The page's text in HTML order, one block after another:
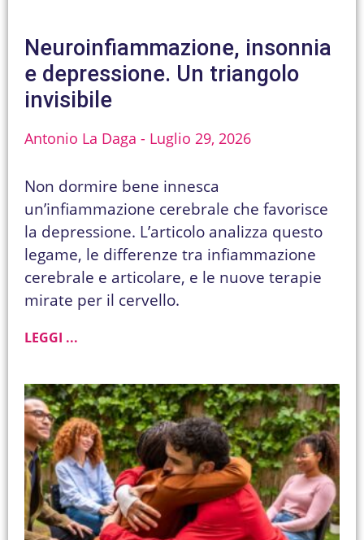
Neuroinfiammazione, insonnia
e depressione. Un triangolo
invisibile
Antonio La Daga Luglio 29, 2026
Non dormire bene innesca
un’infiammazione cerebrale che favorisce
la depressione. L’articolo analizza questo
legame, le differenze tra infiammazione
cerebrale e articolare, e le nuove terapie
mirate per il cervello.
LEGGI ...